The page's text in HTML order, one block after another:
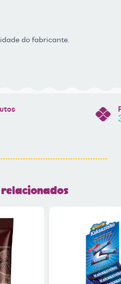
do fabricante.